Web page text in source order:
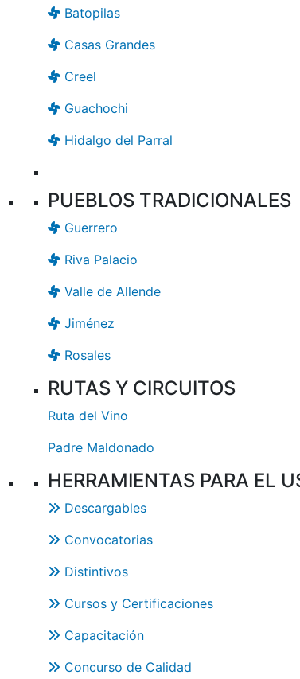
Batopilas
Casas Grandes
Creel
Guachochi
Hidalgo del Parral
PUEBLOS TRADICIONALES
Guerrero
Riva Palacio
Valle de Allende
Jiménez
Rosales
RUTAS Y CIRCUITOS
Ruta del Vino
Padre Maldonado
HERRAMIENTAS PARA EL
Descargables
Convocatorias
Distintivos
Cursos y Certificaciones
Capacitación
Concurso de Calidad